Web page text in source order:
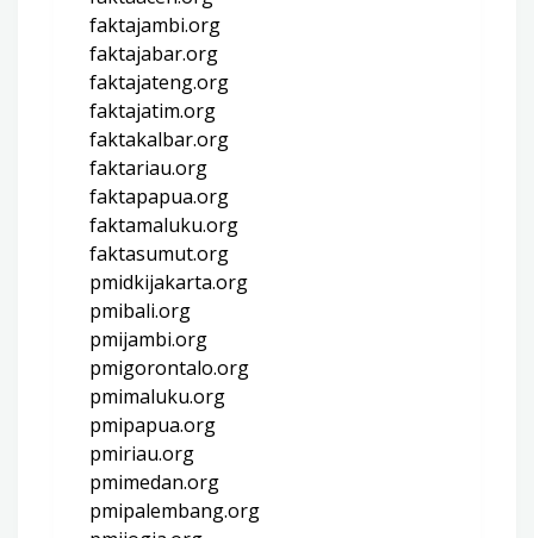
faktajambi.org
faktajabar.org
faktajateng.org
faktajatim.org
faktakalbar.org
faktariau.org
faktapapua.org
faktamaluku.org
faktasumut.org
pmidkijakarta.org
pmibali.org
pmijambi.org
pmigorontalo.org
pmimaluku.org
pmipapua.org
pmiriau.org
pmimedan.org
pmipalembang.org